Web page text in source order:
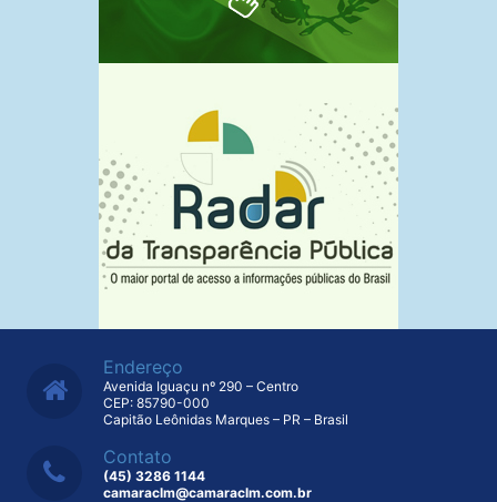
Endereço
Avenida Iguaçu nº 290 – Centro
CEP: 85790-000
Capitão Leônidas Marques – PR – Brasil
Contato
(45) 3286 1144
camaraclm@camaraclm.com.br